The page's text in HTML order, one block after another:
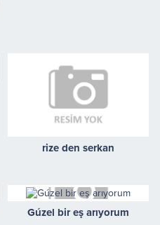
rize den serkan
Gúzel bir eş arıyorum